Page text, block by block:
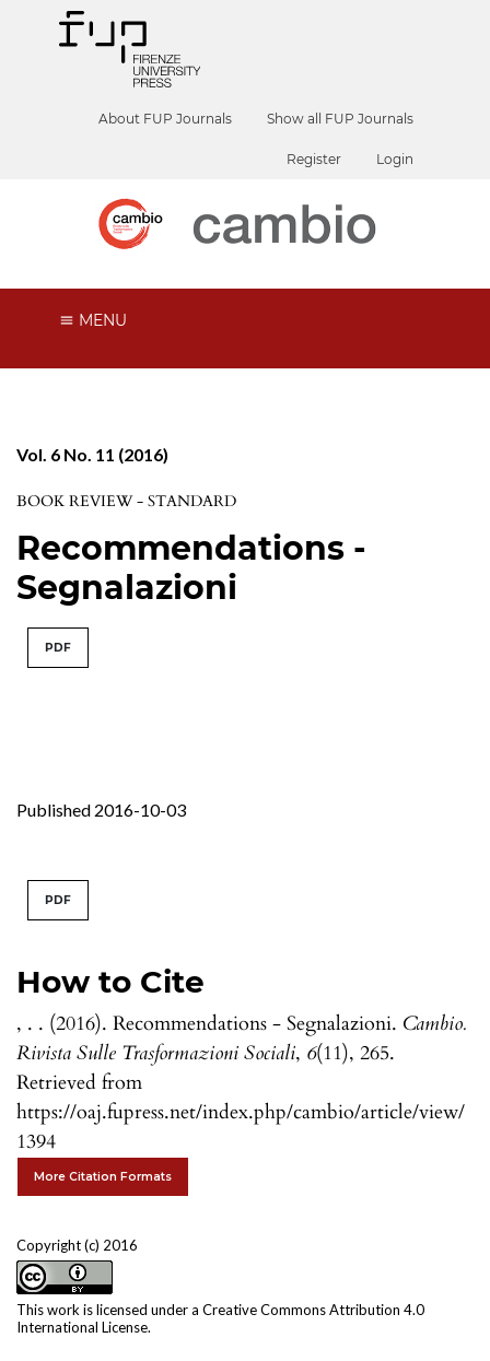
About FUP Journals Show all FUP Journals
Register Login
MENU
Vol. 6 No. 11 (2016)
BOOK REVIEW - STANDARD
Recommendations -
Segnalazioni
PDF
Published 2016-10-03
How to Cite
, . . (2016). Recommendations - Segnalazioni. Cambio.
Rivista Sulle Trasformazioni Sociali, 6(11), 265.
Retrieved from
https://oaj.fupress.net/index.php/cambio/article/view/
1394
More Citation Formats
Copyright (c) 2016
This work is licensed under a Creative Commons Attribution 4.0
International License.
PDF